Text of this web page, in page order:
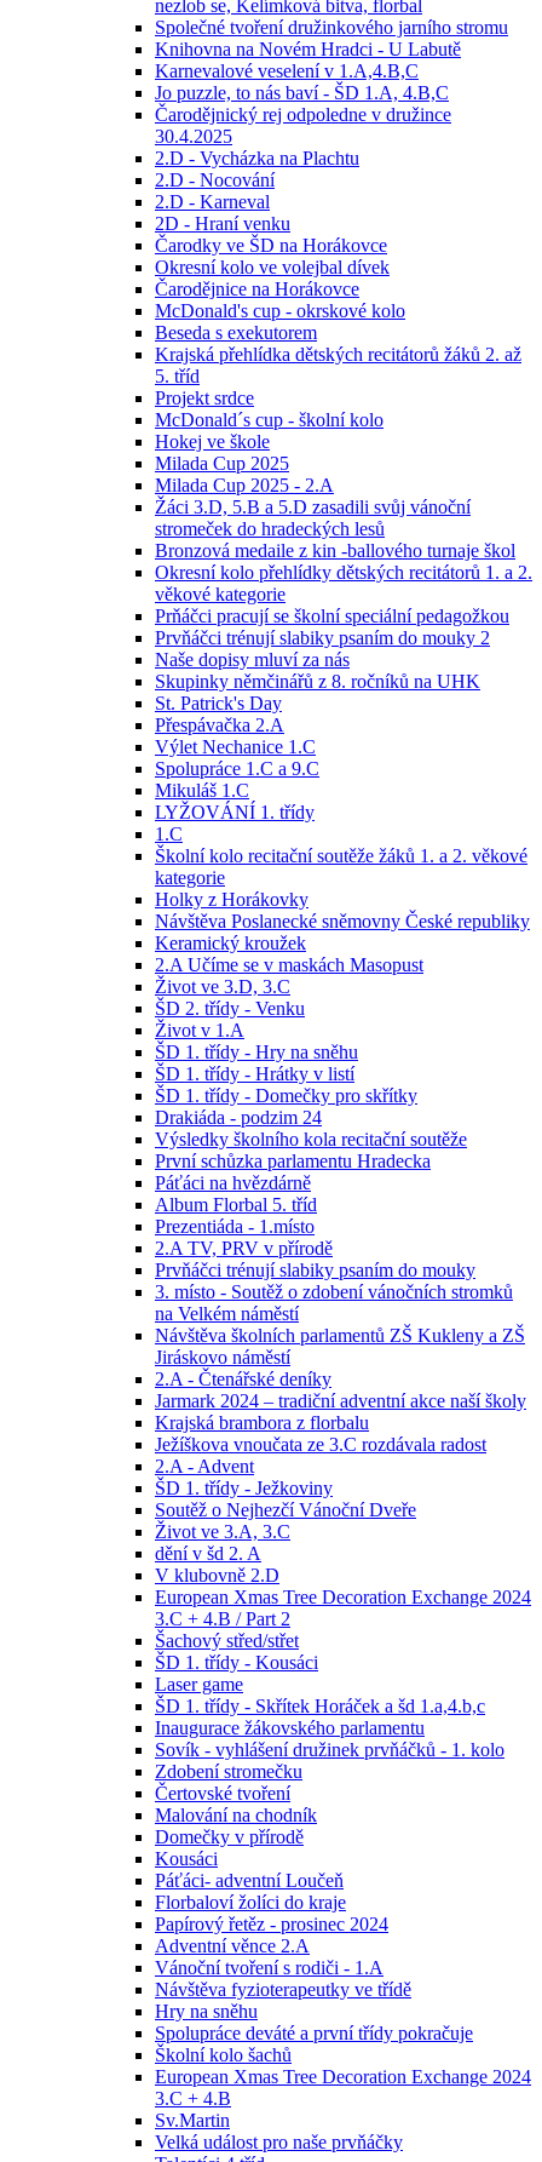
nezlob se, Kelímková bitva, florbal
Společné tvoření družinkového jarního stromu
Knihovna na Novém Hradci - U Labutě
Karnevalové veselení v 1.A,4.B,C
Jo puzzle, to nás baví - ŠD 1.A, 4.B,C
Čarodějnický rej odpoledne v družince
30.4.2025
2.D - Vycházka na Plachtu
2.D - Nocování
2.D - Karneval
2D - Hraní venku
Čarodky ve ŠD na Horákovce
Okresní kolo ve volejbal dívek
Čarodějnice na Horákovce
McDonald's cup - okrskové kolo
Beseda s exekutorem
Krajská přehlídka dětských recitátorů žáků 2. až
5. tříd
Projekt srdce
McDonald´s cup - školní kolo
Hokej ve škole
Milada Cup 2025
Milada Cup 2025 - 2.A
Žáci 3.D, 5.B a 5.D zasadili svůj vánoční
stromeček do hradeckých lesů
Bronzová medaile z kin -ballového turnaje škol
Okresní kolo přehlídky dětských recitátorů 1. a 2.
věkové kategorie
Prňáčci pracují se školní speciální pedagožkou
Prvňáčci trénují slabiky psaním do mouky 2
Naše dopisy mluví za nás
Skupinky němčinářů z 8. ročníků na UHK
St. Patrick's Day
Přespávačka 2.A
Výlet Nechanice 1.C
Spolupráce 1.C a 9.C
Mikuláš 1.C
LYŽOVÁNÍ 1. třídy
1.C
Školní kolo recitační soutěže žáků 1. a 2. věkové
kategorie
Holky z Horákovky
Návštěva Poslanecké sněmovny České republiky
Keramický kroužek
2.A Učíme se v maskách Masopust
Život ve 3.D, 3.C
ŠD 2. třídy - Venku
Život v 1.A
ŠD 1. třídy - Hry na sněhu
ŠD 1. třídy - Hrátky v listí
ŠD 1. třídy - Domečky pro skřítky
Drakiáda - podzim 24
Výsledky školního kola recitační soutěže
První schůzka parlamentu Hradecka
Páťáci na hvězdárně
Album Florbal 5. tříd
Prezentiáda - 1.místo
2.A TV, PRV v přírodě
Prvňáčci trénují slabiky psaním do mouky
3. místo - Soutěž o zdobení vánočních stromků
na Velkém náměstí
Návštěva školních parlamentů ZŠ Kukleny a ZŠ
Jiráskovo náměstí
2.A - Čtenářské deníky
Jarmark 2024 – tradiční adventní akce naší školy
Krajská brambora z florbalu
Ježíškova vnoučata ze 3.C rozdávala radost
2.A - Advent
ŠD 1. třídy - Ježkoviny
Soutěž o Nejhezčí Vánoční Dveře
Život ve 3.A, 3.C
dění v šd 2. A
V klubovně 2.D
European Xmas Tree Decoration Exchange 2024
3.C + 4.B / Part 2
Šachový střed/střet
ŠD 1. třídy - Kousáci
Laser game
ŠD 1. třídy - Skřítek Horáček a šd 1.a,4.b,c
Inaugurace žákovského parlamentu
Sovík - vyhlášení družinek prvňáčků - 1. kolo
Zdobení stromečku
Čertovské tvoření
Malování na chodník
Domečky v přírodě
Kousáci
Páťáci- adventní Loučeň
Florbaloví žolíci do kraje
Papírový řetěz - prosinec 2024
Adventní věnce 2.A
Vánoční tvoření s rodiči - 1.A
Návštěva fyzioterapeutky ve třídě
Hry na sněhu
Spolupráce deváté a první třídy pokračuje
Školní kolo šachů
European Xmas Tree Decoration Exchange 2024
3.C + 4.B
Sv.Martin
Velká událost pro naše prvňáčky